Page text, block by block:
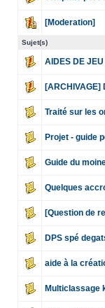
[Moderation]
Sujet(s)
AIDES DE
[ARCHIVAGE]
Traité sur les
Projet - guide
Guide du
Quelques
[Question de
DPS spé
aide à la
Multiclassage